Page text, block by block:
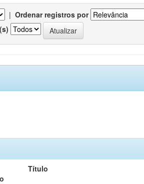
| Ordenar registros por
Título